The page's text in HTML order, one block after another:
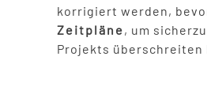
korrigiert werden,
Zeitpläne, um
Projekts überschreiten